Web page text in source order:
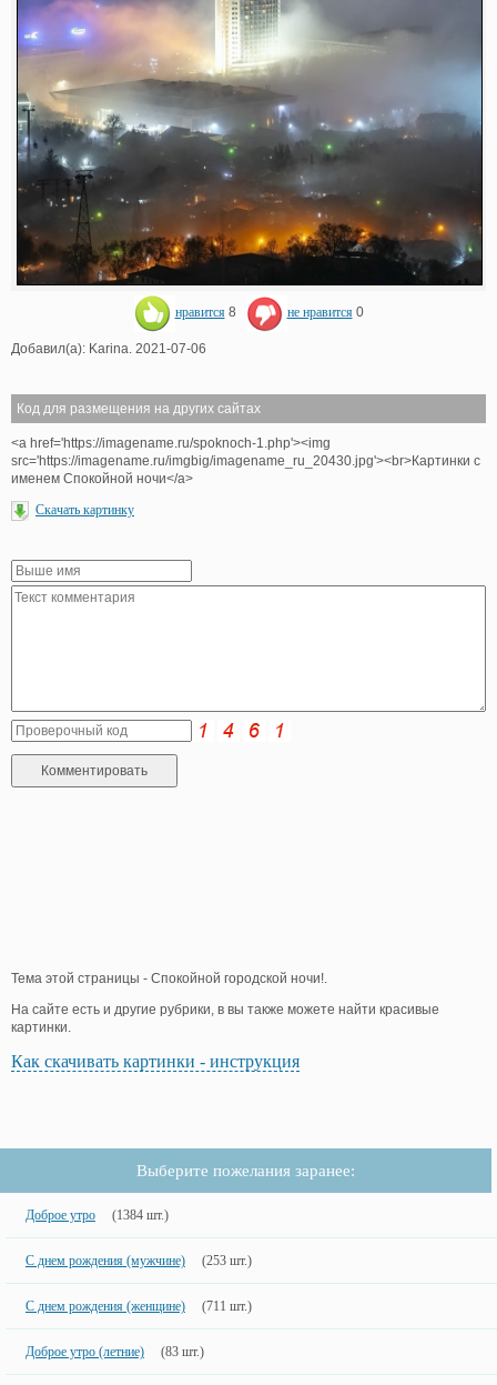
нравится 8 не нравится 0
Добавил(а): Karina. 2021-07-06
Код для размещения на других сайтах
<a href='https://imagename.ru/spoknoch-1.php'><img
src='https://imagename.ru/imgbig/imagename_ru_20430.jpg'><br>Картинки с
именем Спокойной ночи</a>
Скачать картинку
Тема этой страницы - Спокойной городской ночи!.
На сайте есть и другие рубрики, в вы также можете найти красивые
картинки.
Как скачивать картинки - инструкция
Выберите пожелания заранее:
Доброе утро (1384 шт.)
С днем рождения (мужчине) (253 шт.)
С днем рождения (женщине) (711 шт.)
Доброе утро (летние) (83 шт.)